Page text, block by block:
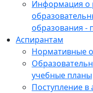
Информация о
образования -
Аспирантам
Нормативные
учебные планы
Поступление в